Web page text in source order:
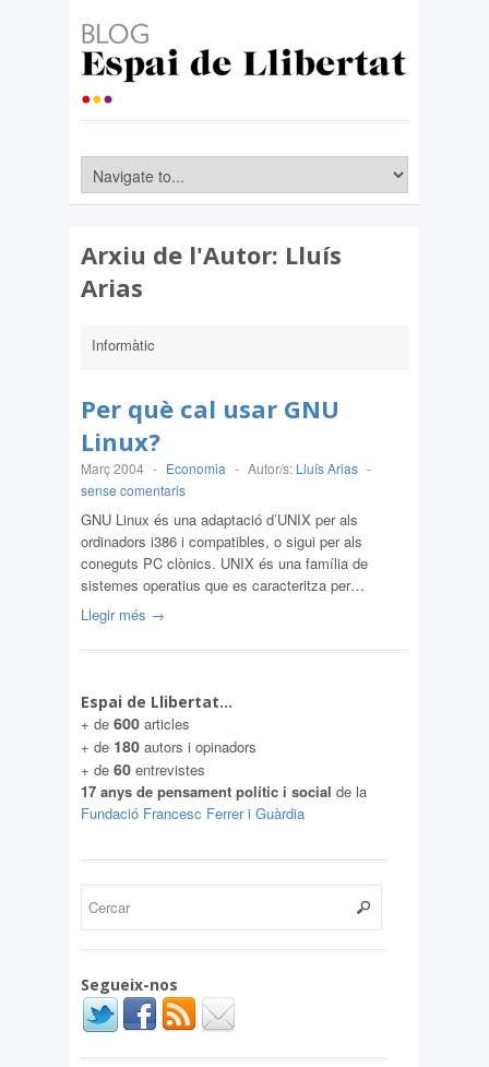
Arxiu de l'Autor: Lluís
Arias
Informàtic
Per què cal usar GNU
Linux?
Març 2004 - Economia - Autor/s: Lluís Arias -
sense comentaris
GNU Linux és una adaptació d’UNIX per als
ordinadors i386 i compatibles, o sigui per als
coneguts PC clònics. UNIX és una família de
sistemes operatius que es caracteritza per…
Llegir més →
Espai de Llibertat…
+ de 600 articles
+ de 180 autors i opinadors
+ de 60 entrevistes
17 anys de pensament polític i social de la
Fundació Francesc Ferrer i Guàrdia
Segueix-nos